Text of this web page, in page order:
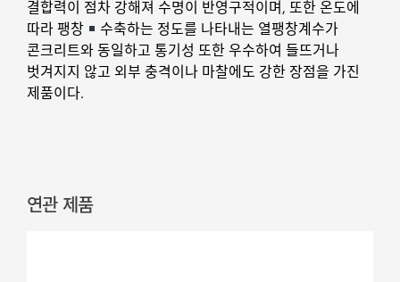
결합력이 점차 강해져 수명이 반영구적이며, 또한 온도에
따라 팽창
수축하는 정도를 나타내는 열팽창계수가
콘크리트와 동일하고 통기성 또한 우수하여 들뜨거나
벗겨지지 않고 외부 충격이나 마찰에도 강한 장점을 가진
제품이다.
연관 제품